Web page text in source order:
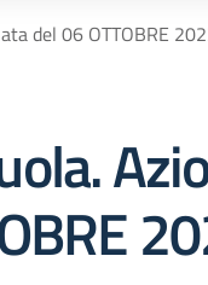
del 06 OTTOBRE